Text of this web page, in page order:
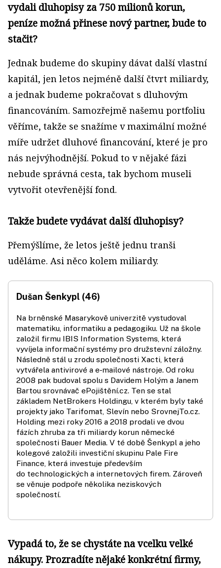
vydali dluhopisy za 750 milionů korun,
peníze možná přinese nový partner, bude to
stačit?
Jednak budeme do skupiny dávat další vlastní
kapitál, jen letos nejméně další čtvrt miliardy,
a jednak budeme pokračovat s dluhovým
financováním. Samozřejmě našemu portfoliu
věříme, takže se snažíme v maximální možné
míře udržet dluhové financování, které je pro
nás nejvýhodnější. Pokud to v nějaké fázi
nebude správná cesta, tak bychom museli
vytvořit otevřenější fond.
Takže budete vydávat další dluhopisy?
Přemýšlíme, že letos ještě jednu tranši
uděláme. Asi něco kolem miliardy.
Dušan Šenkypl (46)
Na brněnské Masarykově univerzitě vystudoval
matematiku, informatiku a pedagogiku. Už na škole
založil firmu IBIS Information Systems, která
vyvíjela informační systémy pro družstevní záložny.
Následně stál u zrodu společnosti Xacti, která
vytvářela antivirové a e‑mailové nástroje. Od roku
2008 pak budoval spolu s Davidem Holým a Janem
Bartou srovnávač ePojištění.cz. Ten se stal
základem NetBrokers Holdingu, v kterém byly také
projekty jako Tarifomat, Slevín nebo SrovnejTo.cz.
Holding mezi roky 2016 a 2018 prodali ve dvou
fázích zhruba za tři miliardy korun německé
společnosti Bauer Media. V té době Šenkypl a jeho
kolegové založili investiční skupinu Pale Fire
Finance, která investuje především
do technologických a internetových firem. Zároveň
se věnuje podpoře několika neziskových
společností.
Vypadá to, že se chystáte na vcelku velké
nákupy. Prozradíte nějaké konkrétní firmy,